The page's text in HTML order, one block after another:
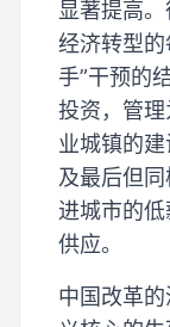
显著提高
经济转型
手”干预的
投资，管
业城镇的
及最后但
进城市的
供应。
中国改革